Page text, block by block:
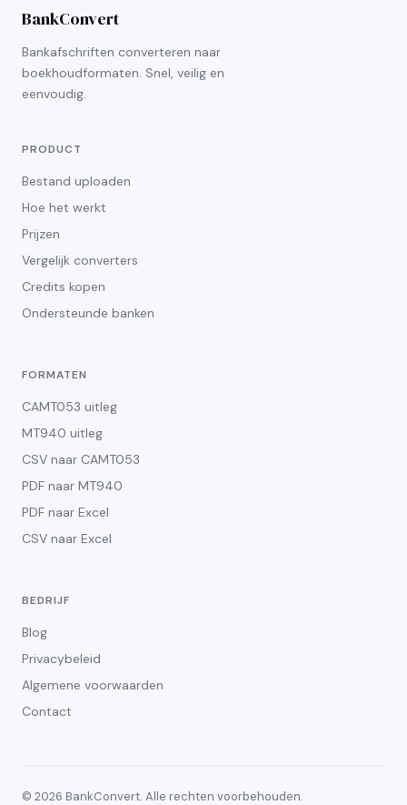
BankConvert
Bankafschriften converteren naar
boekhoudformaten. Snel, veilig en
eenvoudig.
PRODUCT
Bestand uploaden
Hoe het werkt
Prijzen
Vergelijk converters
Credits kopen
Ondersteunde banken
FORMATEN
CAMT053 uitleg
MT940 uitleg
CSV naar CAMT053
PDF naar MT940
PDF naar Excel
CSV naar Excel
BEDRIJF
Blog
Privacybeleid
Algemene voorwaarden
Contact
© 2026 BankConvert. Alle rechten voorbehouden.